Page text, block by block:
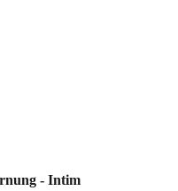
- Intim